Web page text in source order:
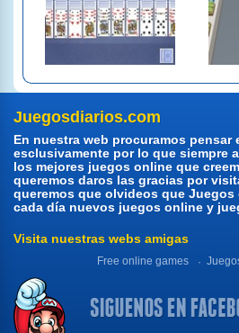
Juegosdiarios.com
En nuestra web procuramos pensar
esclusivamente por lo que siempre
los mejores juegos online que
queremos daros las gracias por
queremos que olvideos que Juegos
cada día nuevos juegos online y
Visita nuestras webs amigas
Free online games